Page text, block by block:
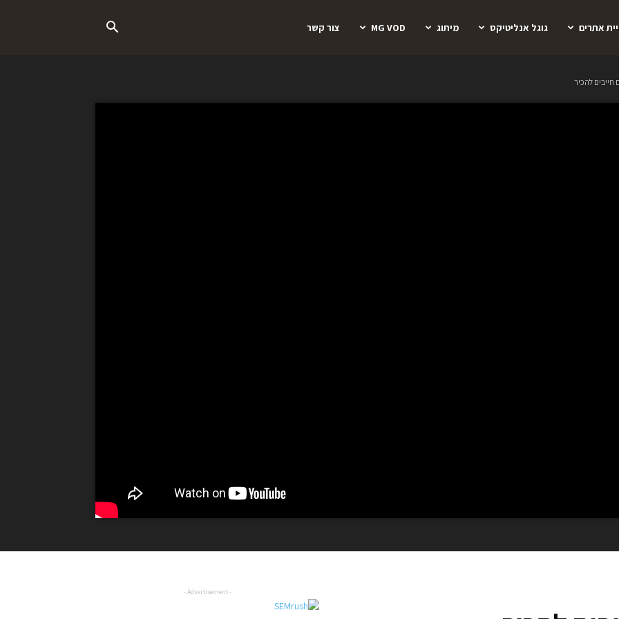
אתרים גוגל אנליטיקס מיתוג MG VOD צור קשר
להכיר
- Advertisement -